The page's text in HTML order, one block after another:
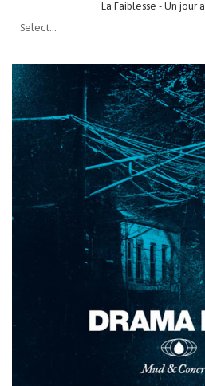
La Faiblesse - Un jour